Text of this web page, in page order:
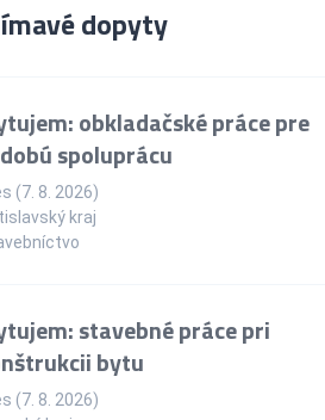
dopyty
obkladačské práce pre
spoluprácu
(7. 8. 2026)
kraj
stavebné práce pri
bytu
(7. 8. 2026)